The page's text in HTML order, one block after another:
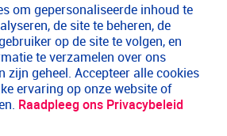
om gepersonaliseerde inhoud te
de site te beheren, de
op de site te volgen, en
te verzamelen over ons
zijn geheel. Accepteer alle cookies
ervaring op onze website of
Raadpleeg ons Privacybeleid